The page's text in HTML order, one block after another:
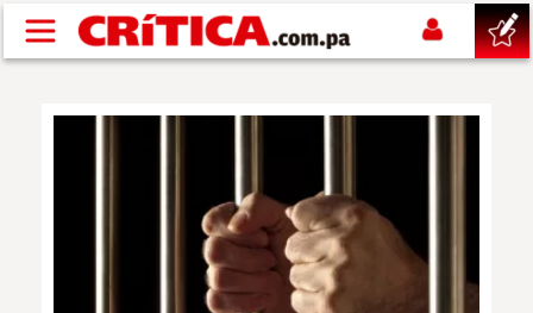
Pasar al contenido principal